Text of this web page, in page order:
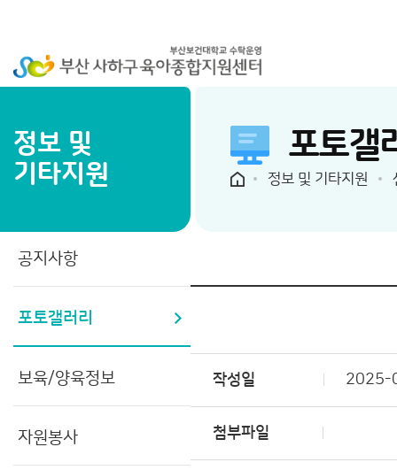
포토갤
정보 및 기타지원
정보 및
기타지원
공지사항
포토갤러리
보육/양육정보
자원봉사
작성일 2025-
첨부파일